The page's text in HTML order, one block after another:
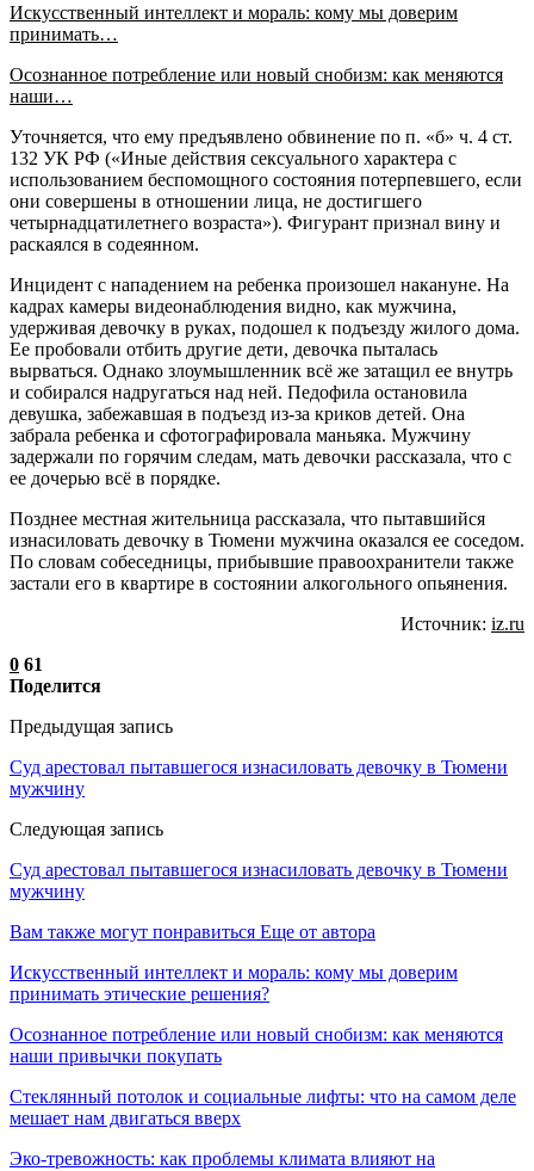
Искусственный интеллект и мораль: кому мы доверим
принимать…
Осознанное потребление или новый снобизм: как меняются
наши…
Уточняется, что ему предъявлено обвинение по п. «б» ч. 4 ст.
132 УК РФ («Иные действия сексуального характера с
использованием беспомощного состояния потерпевшего, если
они совершены в отношении лица, не достигшего
четырнадцатилетнего возраста»). Фигурант признал вину и
раскаялся в содеянном.
Инцидент с нападением на ребенка произошел накануне. На
кадрах камеры видеонаблюдения видно, как мужчина,
удерживая девочку в руках, подошел к подъезду жилого дома.
Ее пробовали отбить другие дети, девочка пыталась
вырваться. Однако злоумышленник всё же затащил ее внутрь
и собирался надругаться над ней. Педофила остановила
девушка, забежавшая в подъезд из-за криков детей. Она
забрала ребенка и сфотографировала маньяка. Мужчину
задержали по горячим следам, мать девочки рассказала, что с
ее дочерью всё в порядке.
Позднее местная жительница рассказала, что пытавшийся
изнасиловать девочку в Тюмени мужчина оказался ее соседом.
По словам собеседницы, прибывшие правоохранители также
застали его в квартире в состоянии алкогольного опьянения.
Источник: iz.ru
0 61
Поделится
Предыдущая запись
Суд арестовал пытавшегося изнасиловать девочку в Тюмени
мужчину
Следующая запись
Суд арестовал пытавшегося изнасиловать девочку в Тюмени
мужчину
Вам также могут понравиться Еще от автора
Искусственный интеллект и мораль: кому мы доверим
принимать этические решения?
Осознанное потребление или новый снобизм: как меняются
наши привычки покупать
Стеклянный потолок и социальные лифты: что на самом деле
мешает нам двигаться вверх
Эко-тревожность: как проблемы климата влияют на